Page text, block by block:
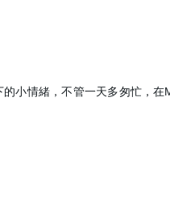
小情緒，不管一天多匆忙，在